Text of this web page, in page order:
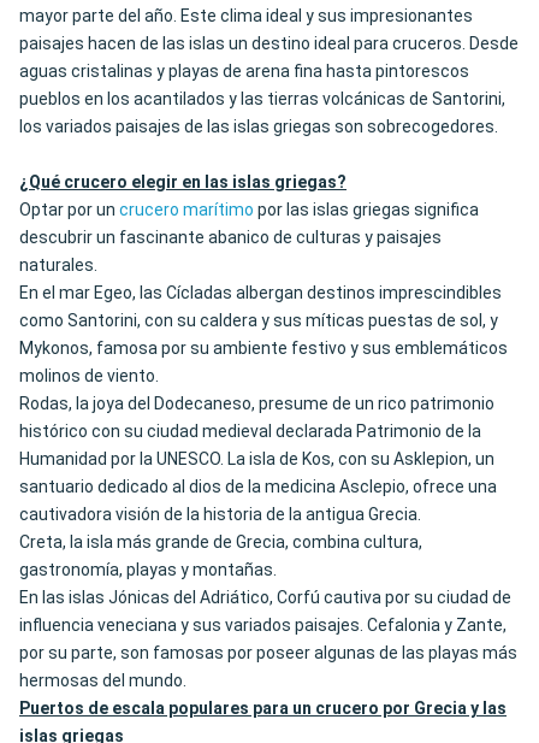
mayor parte del año. Este clima ideal y sus impresionantes
paisajes hacen de las islas un destino ideal para cruceros. Desde
aguas cristalinas y playas de arena fina hasta pintorescos
pueblos en los acantilados y las tierras volcánicas de Santorini,
los variados paisajes de las islas griegas son sobrecogedores.
¿Qué crucero elegir en las islas griegas?
Optar por un crucero marítimo por las islas griegas significa
descubrir un fascinante abanico de culturas y paisajes
naturales.
En el mar Egeo, las Cícladas albergan destinos imprescindibles
como Santorini, con su caldera y sus míticas puestas de sol, y
Mykonos, famosa por su ambiente festivo y sus emblemáticos
molinos de viento.
Rodas, la joya del Dodecaneso, presume de un rico patrimonio
histórico con su ciudad medieval declarada Patrimonio de la
Humanidad por la UNESCO. La isla de Kos, con su Asklepion, un
santuario dedicado al dios de la medicina Asclepio, ofrece una
cautivadora visión de la historia de la antigua Grecia.
Creta, la isla más grande de Grecia, combina cultura,
gastronomía, playas y montañas.
En las islas Jónicas del Adriático, Corfú cautiva por su ciudad de
influencia veneciana y sus variados paisajes. Cefalonia y Zante,
por su parte, son famosas por poseer algunas de las playas más
hermosas del mundo.
Puertos de escala populares para un crucero por Grecia y las
islas griegas